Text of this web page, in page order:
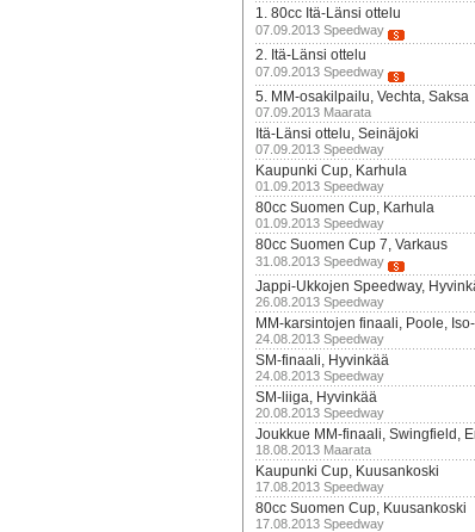
1. 80cc Itä-Länsi ottelu
07.09.2013 Speedway
2. Itä-Länsi ottelu
07.09.2013 Speedway
5. MM-osakilpailu, Vechta, Saksa
07.09.2013 Maarata
Itä-Länsi ottelu, Seinäjoki
07.09.2013 Speedway
Kaupunki Cup, Karhula
01.09.2013 Speedway
80cc Suomen Cup, Karhula
01.09.2013 Speedway
80cc Suomen Cup 7, Varkaus
31.08.2013 Speedway
Jappi-Ukkojen Speedway,
26.08.2013 Speedway
MM-karsintojen finaali, Poole,
24.08.2013 Speedway
SM-finaali, Hyvinkää
24.08.2013 Speedway
SM-liiga, Hyvinkää
20.08.2013 Speedway
Joukkue MM-finaali, Swingfield,
18.08.2013 Maarata
Kaupunki Cup, Kuusankoski
17.08.2013 Speedway
80cc Suomen Cup, Kuusankoski
17.08.2013 Speedway